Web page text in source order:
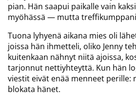
pian. Hän saapui paikalle vain
myöhässä — mutta
Tuona lyhyenä aikana mies oli
joissa hän ihmetteli, oliko Jenny
kuitenkaan nähnyt niitä ajoissa,
tarjonnut nettiyhteyttä. Kun hän
viestit eivät enää menneet perille:
blokata hänet.